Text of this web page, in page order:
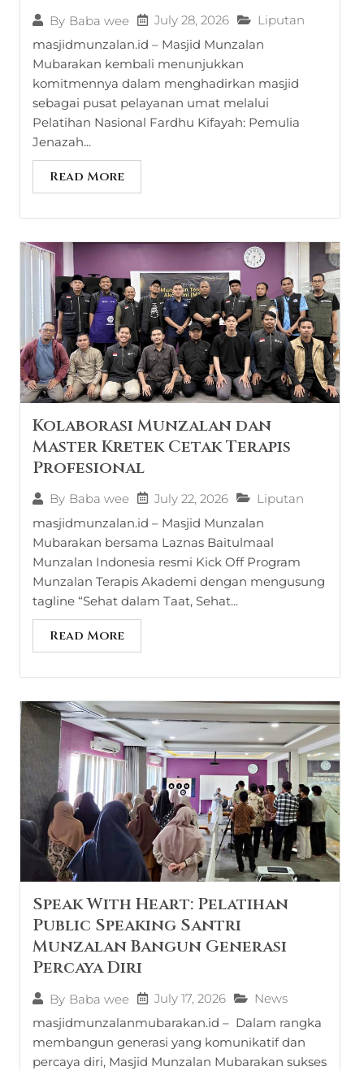
By Baba wee July 28, 2026
Liputan
masjidmunzalan.id – Masjid Munzalan
Mubarakan kembali menunjukkan
komitmennya dalam menghadirkan masjid
sebagai pusat pelayanan umat melalui
Pelatihan Nasional Fardhu Kifayah: Pemulia
Jenazah...
Read More
Kolaborasi Munzalan dan
Master Kretek Cetak Terapis
Profesional
By Baba wee July 22, 2026
Liputan
masjidmunzalan.id – Masjid Munzalan
Mubarakan bersama Laznas Baitulmaal
Munzalan Indonesia resmi Kick Off Program
Munzalan Terapis Akademi dengan mengusung
tagline “Sehat dalam Taat, Sehat...
Read More
Speak With Heart: Pelatihan
Public Speaking Santri
Munzalan Bangun Generasi
Percaya Diri
By Baba wee July 17, 2026
News
masjidmunzalanmubarakan.id – Dalam rangka
membangun generasi yang komunikatif dan
percaya diri, Masjid Munzalan Mubarakan sukses